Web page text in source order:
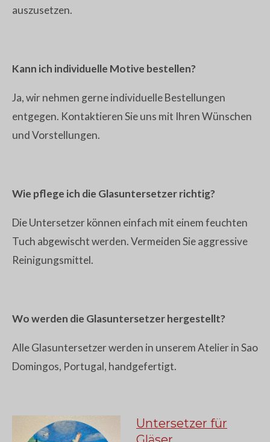
auszusetzen.
Kann ich individuelle Motive bestellen?
Ja, wir nehmen gerne individuelle Bestellungen
entgegen. Kontaktieren Sie uns mit Ihren Wünschen
und Vorstellungen.
Wie pflege ich die Glasuntersetzer richtig?
Die Untersetzer können einfach mit einem feuchten
Tuch abgewischt werden. Vermeiden Sie aggressive
Reinigungsmittel.
Wo werden die Glasuntersetzer hergestellt?
Alle Glasuntersetzer werden in unserem Atelier in Sao
Domingos, Portugal, handgefertigt.
Untersetzer für